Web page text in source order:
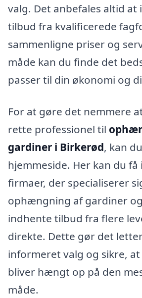
valg. Det anbefales altid
tilbud fra kvalificerede
sammenligne priser og
måde kan du finde det
passer til din økonomi og
For at gøre det nemmere
rette professionel til
gardiner i Birkerød, kan
hjemmeside. Her kan du
firmaer, der specialiserer
ophængning af gardiner
indhente tilbud fra flere
direkte. Dette gør det
informeret valg og sikre,
bliver hængt op på den
måde.